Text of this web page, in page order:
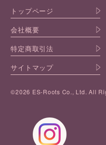
トップページ
会社概要
特定商取引法
サイトマップ
©2026 ES-Roots Co., Ltd. All